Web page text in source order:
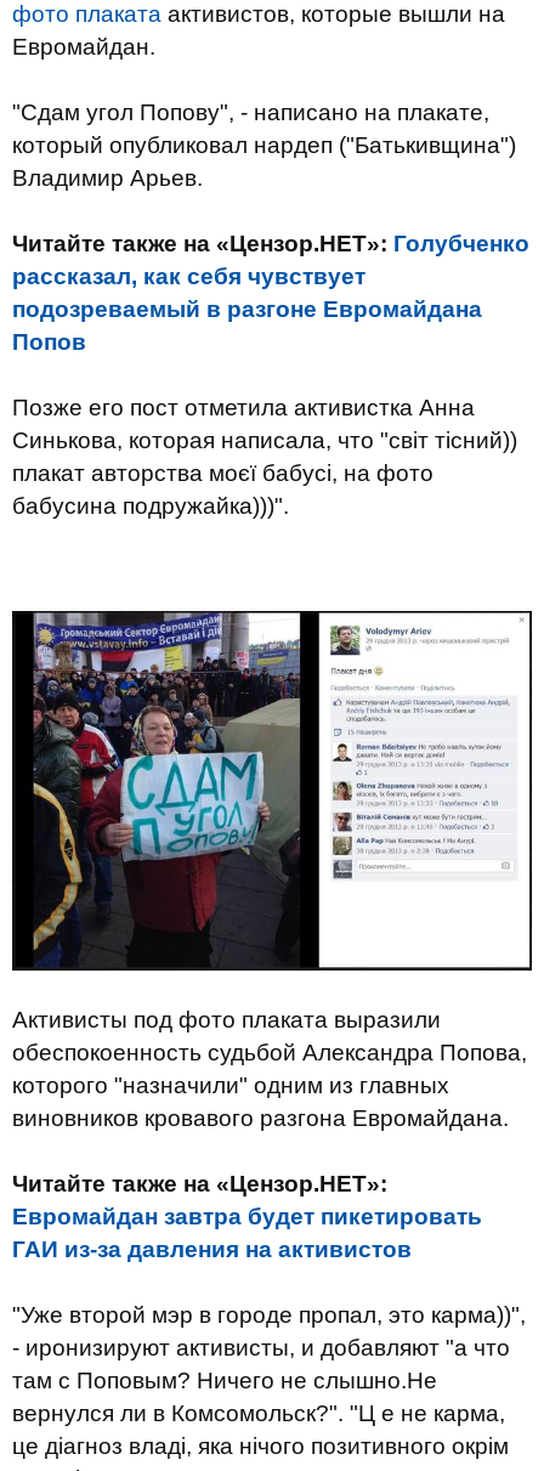
фото плаката активистов, которые вышли на
Евромайдан.
"Сдам угол Попову", - написано на плакате,
который опубликовал нардеп ("Батькивщина")
Владимир Арьев.
Читайте также на «Цензор.НЕТ»: Голубченко
рассказал, как себя чувствует
подозреваемый в разгоне Евромайдана
Попов
Позже его пост отметила активистка Анна
Синькова, которая написала, что "світ тісний))
плакат авторства моєї бабусі, на фото
бабусина подружайка)))".
Активисты под фото плаката выразили
обеспокоенность судьбой Александра Попова,
которого "назначили" одним из главных
виновников кровавого разгона Евромайдана.
Читайте также на «Цензор.НЕТ»:
Евромайдан завтра будет пикетировать
ГАИ из-за давления на активистов
"Уже второй мэр в городе пропал, это карма))",
- иронизируют активисты, и добавляют "а что
там с Поповым? Ничего не слышно.Не
вернулся ли в Комсомольск?". "Ц е не карма,
це діагноз владі, яка нічого позитивного окрім